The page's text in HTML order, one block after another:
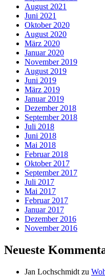
August 2021
Juni 2021
Oktober 2020
August 2020
März 2020
Januar 2020
November 2019
August 2019
Juni 2019
März 2019
Januar 2019
Dezember 2018
September 2018
Juli 2018
Juni 2018
Mai 2018
Februar 2018
Oktober 2017
September 2017
Juli 2017
Mai 2017
Februar 2017
Januar 2017
Dezember 2016
November 2016
Neueste
Jan Lochschmidt zu